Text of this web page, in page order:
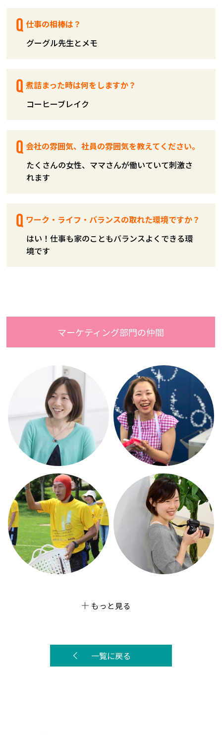
仕事の相棒は？
グーグル先生とメモ
煮詰まった時は何をしますか？
コーヒーブレイク
会社の雰囲気、社員の雰囲気を教えてください。
たくさんの女性、ママさんが働いていて刺激さ
れます
ワーク・ライフ・バランスの取れた環境ですか？
はい！仕事も家のこともバランスよくできる環
境です
マーケティング部門の仲間
もっと見る
一覧に戻る